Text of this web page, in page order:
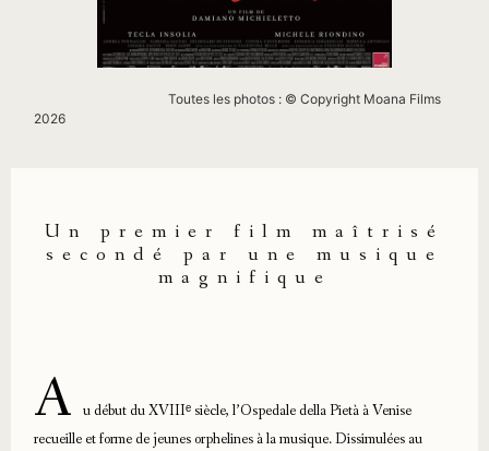
Toutes les photos : © Copyright Moana Films
2026
Un premier film maîtrisé
secondé par une musique
magnifique
A
u début du XVIIIᵉ siècle, l’Ospedale della Pietà à Venise
recueille et forme de jeunes orphelines à la musique. Dissimulées au